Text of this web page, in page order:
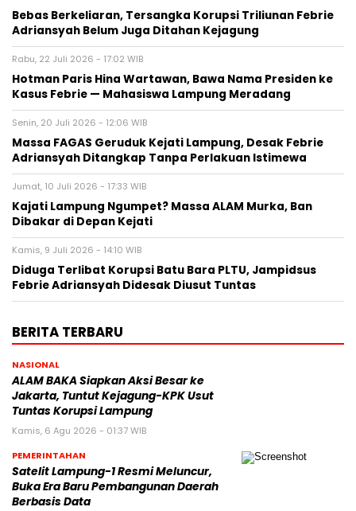
Bebas Berkeliaran, Tersangka Korupsi Triliunan Febrie
Adriansyah Belum Juga Ditahan Kejagung
Rabu, 22 Juli 2026 - 17:02 WIB
Hotman Paris Hina Wartawan, Bawa Nama Presiden ke
Kasus Febrie — Mahasiswa Lampung Meradang
Senin, 20 Juli 2026 - 12:06 WIB
Massa FAGAS Geruduk Kejati Lampung, Desak Febrie
Adriansyah Ditangkap Tanpa Perlakuan Istimewa
Jumat, 10 Juli 2026 - 17:33 WIB
Kajati Lampung Ngumpet? Massa ALAM Murka, Ban
Dibakar di Depan Kejati
Kamis, 9 Juli 2026 - 14:10 WIB
Diduga Terlibat Korupsi Batu Bara PLTU, Jampidsus
Febrie Adriansyah Didesak Diusut Tuntas
BERITA TERBARU
NASIONAL
ALAM BAKA Siapkan Aksi Besar ke
Jakarta, Tuntut Kejagung-KPK Usut
Tuntas Korupsi Lampung
Kamis, 6 Agu 2026 - 01:37 WIB
PEMERINTAHAN
Satelit Lampung-1 Resmi Meluncur,
Buka Era Baru Pembangunan Daerah
Berbasis Data